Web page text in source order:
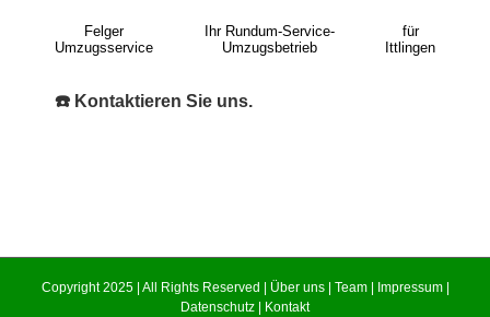
Felger
Umzugsservice
Ihr Rundum-Service-
Umzugsbetrieb
für
Ittlingen
☎️ Kontaktieren Sie uns.
Copyright 2025 | All Rights Reserved | Über uns| Team| Impressum|
Datenschutz
Kontakt